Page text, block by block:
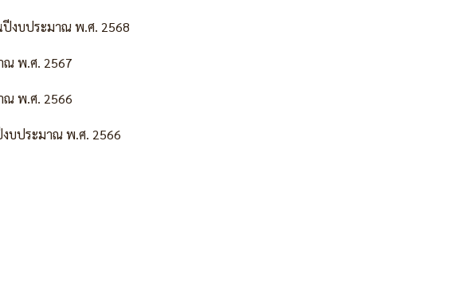
ปีงบประมาณ พ.ศ. 2568
ณ พ.ศ. 2567
ณ พ.ศ. 2566
บประมาณ พ.ศ. 2566